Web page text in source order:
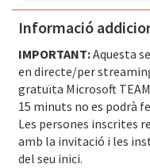
Informació
IMPORTANT:Aquesta
en directe/per
gratuïta Microsoft
15 minuts no es podrà
Les persones inscrites
amb la invitació i les
del seu inici.